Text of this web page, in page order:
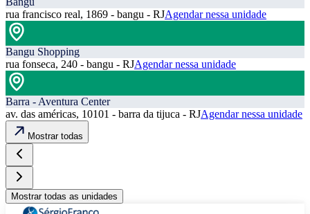
rua francisco real, 1869 - bangu - RJAgendar nessa unidade
Bangu Shopping
rua fonseca, 240 - bangu - RJAgendar nessa unidade
Barra - Aventura Center
av. das américas, 10101 - barra da tijuca - RJAgendar nessa unidade
Mostrar todas
Mostrar todas as unidades